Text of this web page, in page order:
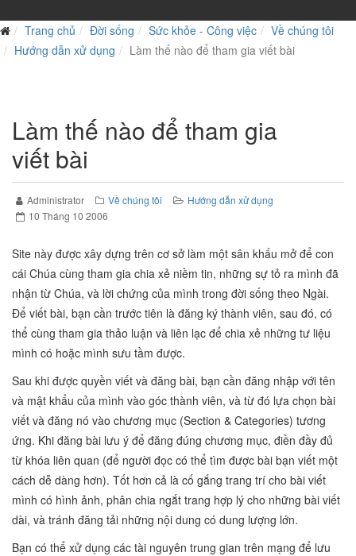
Trang chủ Đời sống Sức khỏe - Công việc
Về chúng tôi
Hướng dẫn xử dụng
Làm thế nào để tham gia viết bài
Làm thế nào để tham gia
viết bài
Administrator Về chúng tôi
Hướng dẫn xử dụng
10 Tháng 10 2006
Site này được xây dựng trên cơ sở làm một sân khấu mở để con
cái Chúa cùng tham gia chia xẻ niềm tin, những sự tỏ ra mình đã
nhận từ Chúa, và lời chứng của mình trong đời sống theo Ngài.
Để viết bài, bạn cần trước tiên là đăng ký thành viên, sau đó, có
thể cùng tham gia thảo luận và liên lạc để chia xẻ những tư liệu
mình có hoặc mình sưu tầm được.
Sau khi được quyền viết và đăng bài, bạn cần đăng nhập với tên
và mật khẩu của mình vào góc thành viên, và từ đó lựa chọn bài
viết và đăng nó vào chương mục (Section & Categories) tương
ứng. Khi đăng bài lưu ý để đăng đúng chương mục, điền đầy đủ
từ khóa liên quan (để người đọc có thể tìm được bài bạn viết một
cách dễ dàng hơn). Tốt hơn cả là cố gắng trang trí cho bài viết
mình có hình ảnh, phân chia ngắt trang hợp lý cho những bài viết
dài, và tránh đăng tải những nội dung có dung lượng lớn.
Bạn có thể xử dụng các tài nguyên trung gian trên mạng để lưu